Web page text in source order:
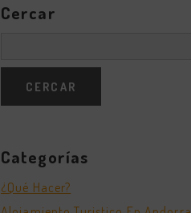
Cercar
Categorías
¿Qué Hacer?